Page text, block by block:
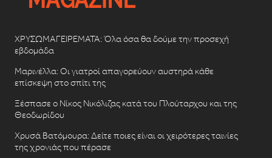
ΧΡΥΣΩΜΑΓΕΙΡΕΜΑΤΑ: Όλα όσα θα δούμε την προσεχή
εβδομάδα
Μαρινέλλα: Οι γιατροί απαγορεύουν αυστηρά κάθε
επίσκεψη στο σπίτι της
Ξέσπασε ο Νίκος Νικόλιζας κατά του Πλούταρχου και της
Θεοδωρίδου
Χρυσά Βατόμουρα: Δείτε ποιες είναι οι χειρότερες ταινίες
της χρονιάς που πέρασε